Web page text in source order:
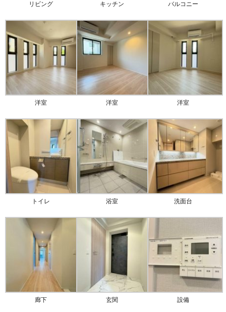
リビング キッチン バルコニー
洋室 洋室 洋室
トイレ 浴室 洗面台
廊下 玄関 設備